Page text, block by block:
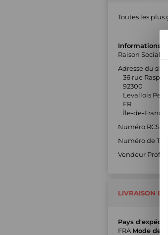
Toutes les
Informations
Raison Sociale :
Adresse du
36 rue Raspail
92300
Levallois Perret
FR
Île-de-France
Numéro RCS :
Numéro de TVA
Vendeur
LIVRAISON ET
Pays
FRA Mode de